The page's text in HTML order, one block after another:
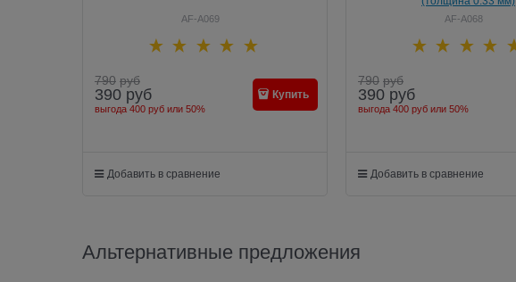
AF-A069
790 руб
390 руб
выгода 400 руб или 50%
Купить
Добавить в сравнение
AF-A068
790 руб
390 руб
выгода 400 руб или 50%
Добавить в сравнение
Альтернативные предложения